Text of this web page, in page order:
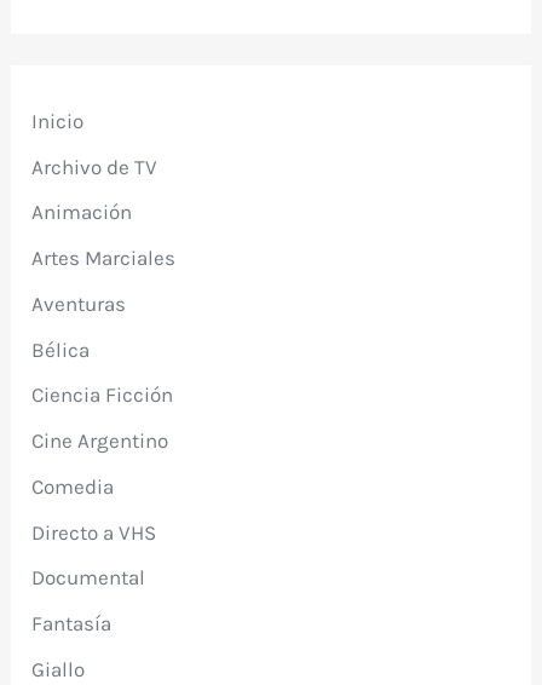
Inicio
Archivo de TV
Animación
Artes Marciales
Aventuras
Bélica
Ciencia Ficción
Cine Argentino
Comedia
Directo a VHS
Documental
Fantasía
Giallo